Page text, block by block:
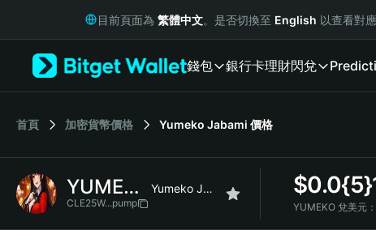
Русский
Italiano
简体中文
繁體中文
目前頁面為 繁體中文。是否切換至 English 以查看對
錢包 銀行卡理財閃兌
首頁 加密貨幣價格 Yumeko Jabami 價格
YUMEKO Yumeko Jabami
CLE25W...pump
$
YUMEKO 兌美元：